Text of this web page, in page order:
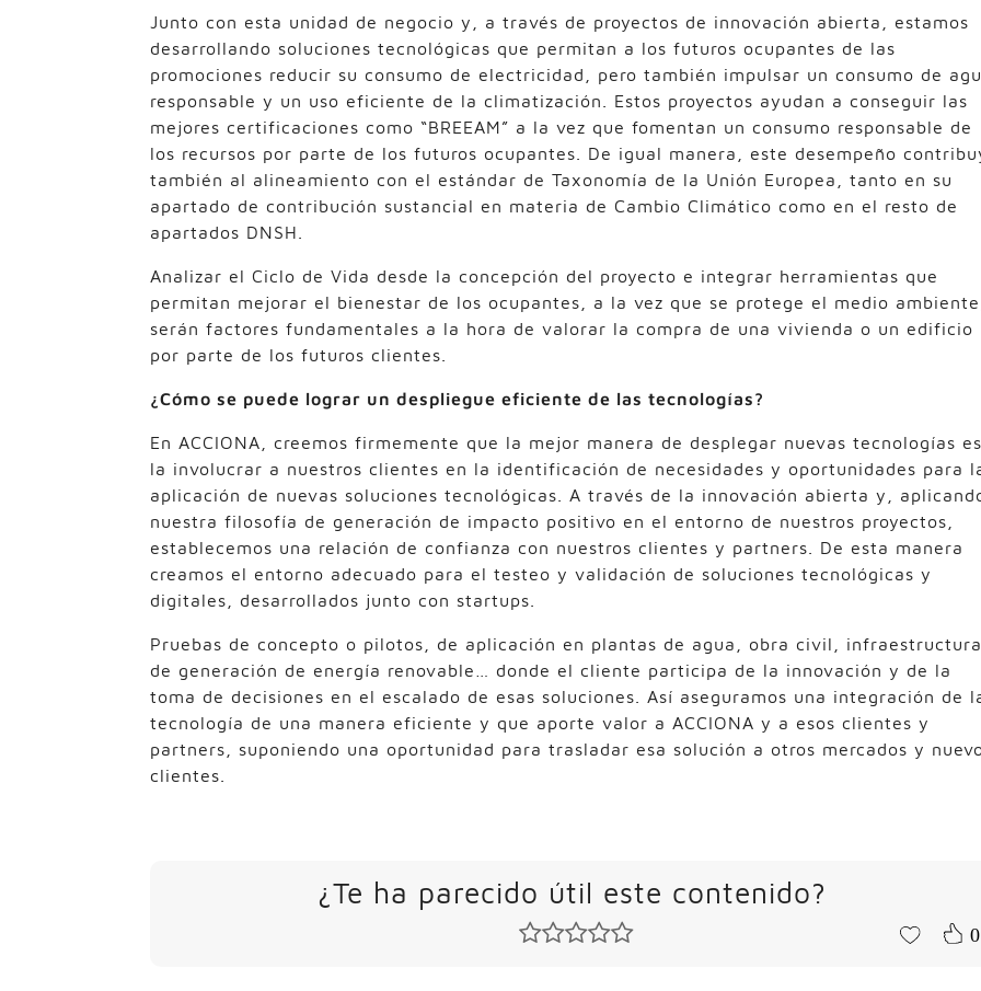
Junto con esta unidad de negocio y, a través de proyectos de innovación abierta, estamos
desarrollando soluciones tecnológicas que permitan a los futuros ocupantes de las
promociones reducir su consumo de electricidad, pero también impulsar un consumo de
responsable y un uso eficiente de la climatización. Estos proyectos ayudan a conseguir las
mejores certificaciones como “BREEAM” a la vez que fomentan un consumo responsable de
los recursos por parte de los futuros ocupantes. De igual manera, este desempeño
también al alineamiento con el estándar de Taxonomía de la Unión Europea, tanto en su
apartado de contribución sustancial en materia de Cambio Climático como en el resto de
apartados DNSH.
Analizar el Ciclo de Vida desde la concepción del proyecto e integrar herramientas que
permitan mejorar el bienestar de los ocupantes, a la vez que se protege el medio ambiente,
serán factores fundamentales a la hora de valorar la compra de una vivienda o un edificio
por parte de los futuros clientes.
¿Cómo se puede lograr un despliegue eficiente de las tecnologías?
En ACCIONA, creemos firmemente que la mejor manera de desplegar nuevas tecnologías es
la involucrar a nuestros clientes en la identificación de necesidades y oportunidades para
aplicación de nuevas soluciones tecnológicas. A través de la innovación abierta y,
nuestra filosofía de generación de impacto positivo en el entorno de nuestros proyectos,
establecemos una relación de confianza con nuestros clientes y partners. De esta manera
creamos el entorno adecuado para el testeo y validación de soluciones tecnológicas y
digitales, desarrollados junto con startups.
Pruebas de concepto o pilotos, de aplicación en plantas de agua, obra civil,
de generación de energía renovable… donde el cliente participa de la innovación y de la
toma de decisiones en el escalado de esas soluciones. Así aseguramos una integración de
tecnología de una manera eficiente y que aporte valor a ACCIONA y a esos clientes y
partners, suponiendo una oportunidad para trasladar esa solución a otros mercados y
clientes.
¿Te ha parecido útil este contenido?
0